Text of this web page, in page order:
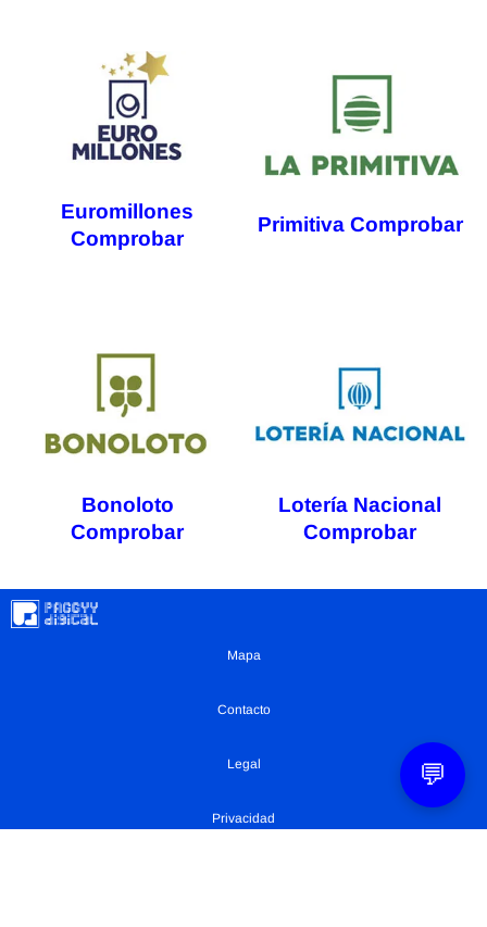
Euromillones
Comprobar
Primitiva Comprobar
Bonoloto
Comprobar
Lotería Nacional
Comprobar
Mapa
Contacto
Legal
Privacidad
💬